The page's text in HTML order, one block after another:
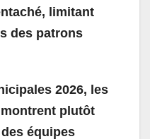
limitant
des patrons
2026, les
plutôt
équipes